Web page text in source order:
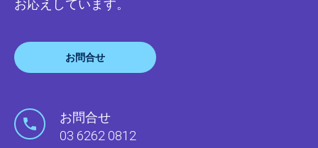
お応えしています。
お問合せ
お問合せ
03 6262 0812